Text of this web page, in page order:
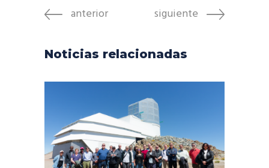
anterior siguiente
Noticias relacionadas